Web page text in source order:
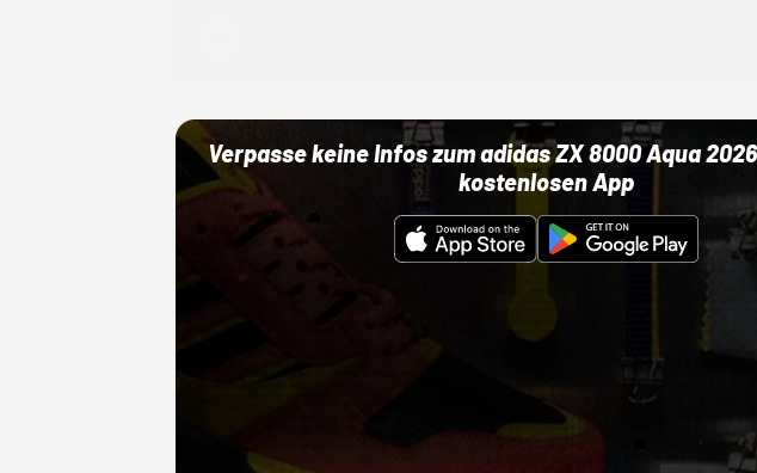
Verpasse keine Infos zum adidas ZX 8000 Aqua
kostenlosen App